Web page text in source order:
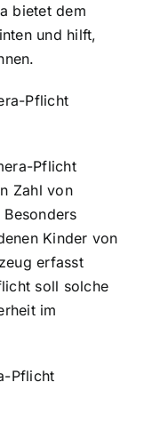
bietet dem
und hilft,
Pflicht
Pflicht
Zahl von
Kinder von
erfasst
soll solche
im
Pflicht